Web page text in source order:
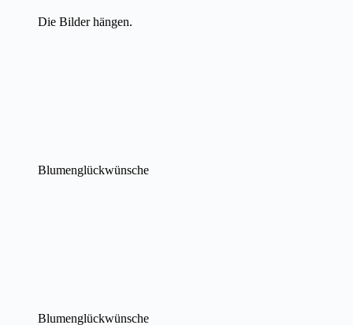
Die Bilder hängen.
Blumenglückwünsche
Blumenglückwünsche